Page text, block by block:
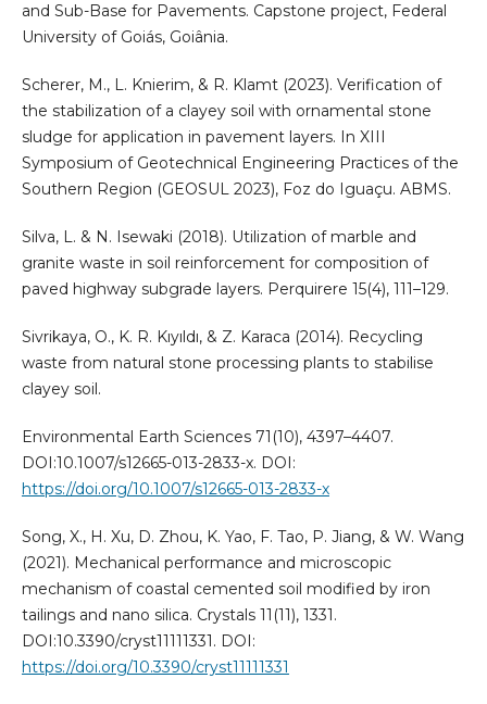
and Sub-Base for Pavements. Capstone project, Federal
University of Goiás, Goiânia.
Scherer, M., L. Knierim, & R. Klamt (2023). Verification of
the stabilization of a clayey soil with ornamental stone
sludge for application in pavement layers. In XIII
Symposium of Geotechnical Engineering Practices of the
Southern Region (GEOSUL 2023), Foz do Iguaçu. ABMS.
Silva, L. & N. Isewaki (2018). Utilization of marble and
granite waste in soil reinforcement for composition of
paved highway subgrade layers. Perquirere 15(4), 111–129.
Sivrikaya, O., K. R. Kıyıldı, & Z. Karaca (2014). Recycling
waste from natural stone processing plants to stabilise
clayey soil.
Environmental Earth Sciences 71(10), 4397–4407.
DOI:10.1007/s12665-013-2833-x. DOI:
https://doi.org/10.1007/s12665-013-2833-x
Song, X., H. Xu, D. Zhou, K. Yao, F. Tao, P. Jiang, & W. Wang
(2021). Mechanical performance and microscopic
mechanism of coastal cemented soil modified by iron
tailings and nano silica. Crystals 11(11), 1331.
DOI:10.3390/cryst11111331. DOI:
https://doi.org/10.3390/cryst11111331